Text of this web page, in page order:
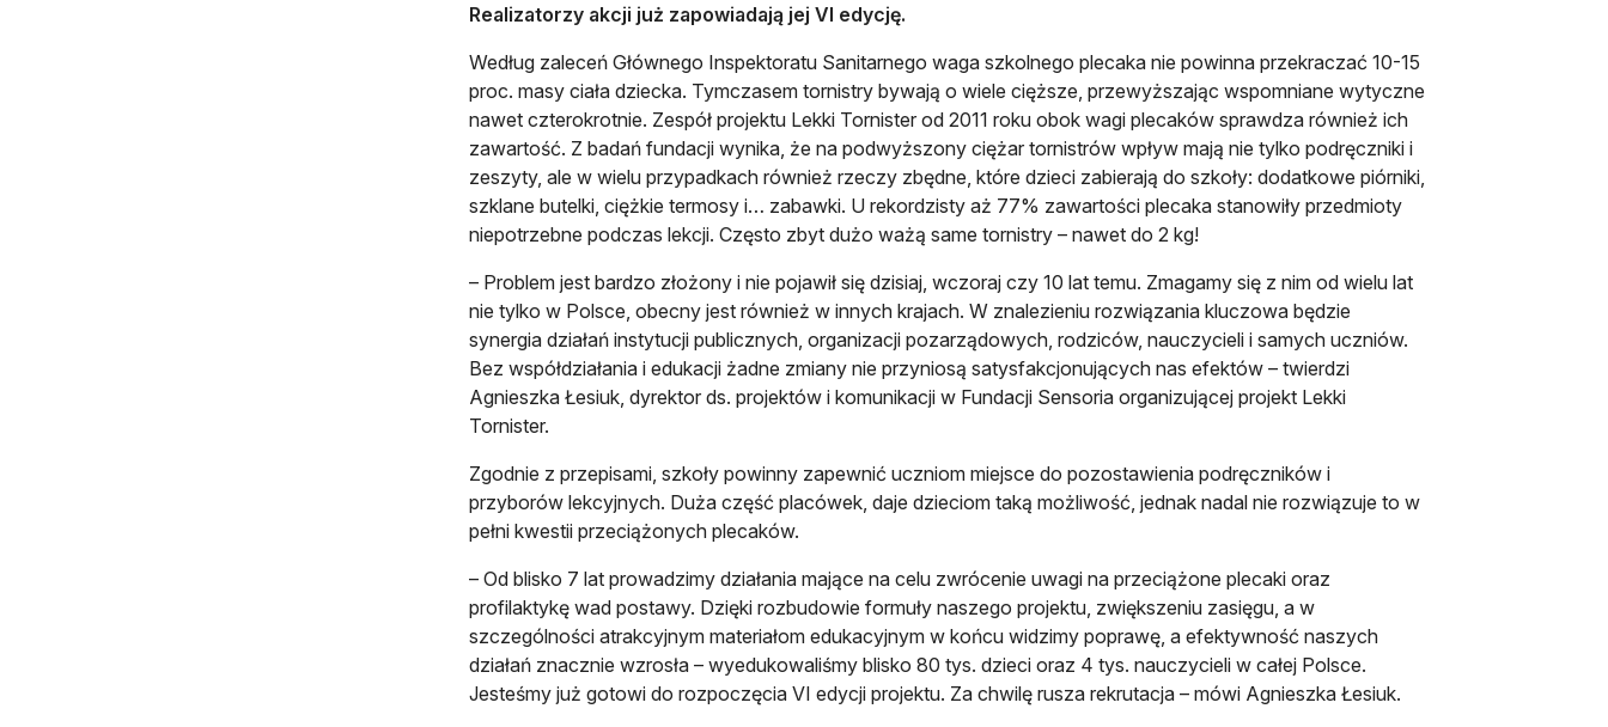
Realizatorzy akcji już zapowiadają jej VI edycję.
Według zaleceń Głównego Inspektoratu Sanitarnego waga szkolnego plecaka nie powinna przekraczać 10-15
proc. masy ciała dziecka. Tymczasem tornistry bywają o wiele cięższe, przewyższając wspomniane wytyczne
nawet czterokrotnie. Zespół projektu Lekki Tornister od 2011 roku obok wagi plecaków sprawdza również ich
zawartość. Z badań fundacji wynika, że na podwyższony ciężar tornistrów wpływ mają nie tylko podręczniki i
zeszyty, ale w wielu przypadkach również rzeczy zbędne, które dzieci zabierają do szkoły: dodatkowe piórniki,
szklane butelki, ciężkie termosy i… zabawki. U rekordzisty aż 77% zawartości plecaka stanowiły przedmioty
niepotrzebne podczas lekcji. Często zbyt dużo ważą same tornistry – nawet do 2 kg!
– Problem jest bardzo złożony i nie pojawił się dzisiaj, wczoraj czy 10 lat temu. Zmagamy się z nim od wielu lat
nie tylko w Polsce, obecny jest również w innych krajach. W znalezieniu rozwiązania kluczowa będzie
synergia działań instytucji publicznych, organizacji pozarządowych, rodziców, nauczycieli i samych uczniów.
Bez współdziałania i edukacji żadne zmiany nie przyniosą satysfakcjonujących nas efektów – twierdzi
Agnieszka Łesiuk, dyrektor ds. projektów i komunikacji w Fundacji Sensoria organizującej projekt Lekki
Tornister.
Zgodnie z przepisami, szkoły powinny zapewnić uczniom miejsce do pozostawienia podręczników i
przyborów lekcyjnych. Duża część placówek, daje dzieciom taką możliwość, jednak nadal nie rozwiązuje to w
pełni kwestii przeciążonych plecaków.
– Od blisko 7 lat prowadzimy działania mające na celu zwrócenie uwagi na przeciążone plecaki oraz
profilaktykę wad postawy. Dzięki rozbudowie formuły naszego projektu, zwiększeniu zasięgu, a w
szczególności atrakcyjnym materiałom edukacyjnym w końcu widzimy poprawę, a efektywność naszych
działań znacznie wzrosła – wyedukowaliśmy blisko 80 tys. dzieci oraz 4 tys. nauczycieli w całej Polsce.
Jesteśmy już gotowi do rozpoczęcia VI edycji projektu. Za chwilę rusza rekrutacja – mówi Agnieszka Łesiuk.